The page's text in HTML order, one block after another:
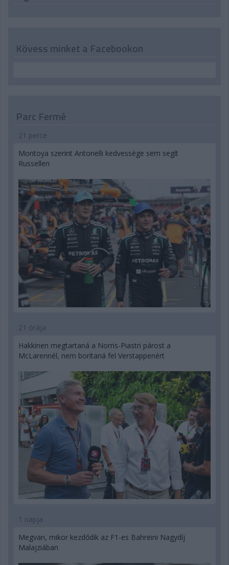
Kövess minket a Facebookon
Parc Fermé
21 perce
Montoya szerint Antonelli kedvessége sem segít
Russellen
21 órája
Hakkinen megtartaná a Norris-Piastri párost a
McLarennél, nem borítaná fel Verstappenért
1 napja
Megvan, mikor kezdődik az F1-es Bahreini Nagydíj
Malajziában